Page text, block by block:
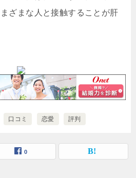
ざまな人と接触することが肝
口コミ 恋愛 評判
0